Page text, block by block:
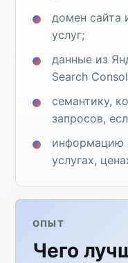
домен сайта
услуг;
данные из
Search
семантику,
запросов,
информацию
услугах,
ОПЫТ
Чего